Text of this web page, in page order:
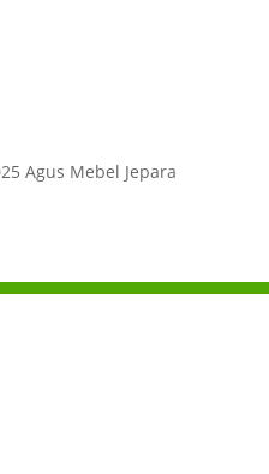
Agus Mebel Jepara